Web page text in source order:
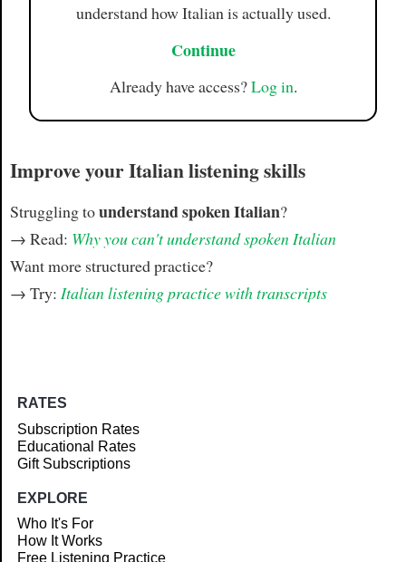
understand how Italian is actually used.
Continue
Already have access?Log in.
Improve your Italian listening skills
Struggling tounderstand spoken Italian?
→ Read: Why you can't understand spoken Italian
Want more structured practice?
→ Try: Italian listening practice with transcripts
RATES
Subscription Rates
Educational Rates
Gift Subscriptions
EXPLORE
Who It's For
How It Works
Free Listening Practice